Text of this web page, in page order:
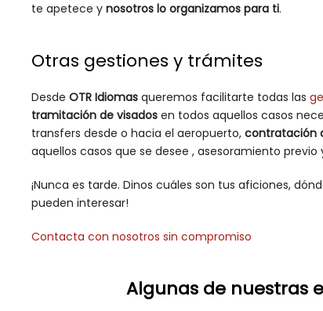
te apetece y nosotros lo organizamos para ti.
Otras gestiones y trámites
Desde OTR Idiomas queremos facilitarte todas las
tramitación de visados en todos aquellos casos
transfers desde o hacia el aeropuerto, contratación
aquellos casos que se desee , asesoramiento
¡Nunca es tarde. Dinos cuáles son tus aficiones,
pueden interesar!
Contacta con nosotros sin compromiso
Algunas de nuestras